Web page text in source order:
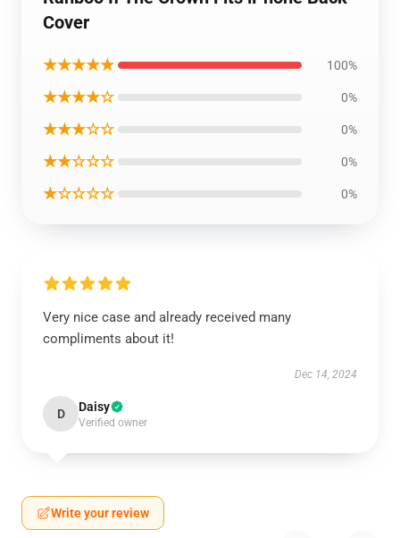
Cover
★★★★★ 100%
★★★★☆ 0%
★★★☆☆ 0%
★★☆☆☆ 0%
★☆☆☆☆ 0%
Very nice case and already received many
compliments about it!
Dec 14, 2024
D Daisy
Verified owner
Write your review